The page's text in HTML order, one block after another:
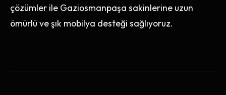
çözümler ile Gaziosmanpaşa sakinlerine uzun
ömürlü ve şık mobilya desteği sağlıyoruz.